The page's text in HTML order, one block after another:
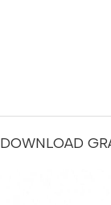
DOWNLOAD